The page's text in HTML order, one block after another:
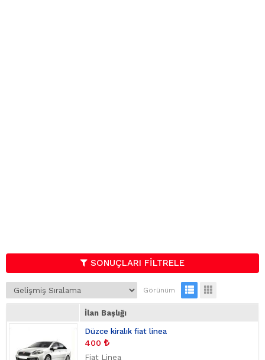
SONUÇLARI FİLTRELE
Görünüm
İlan Başlığı
Düzce kiralık fiat linea
400
Fiat Linea